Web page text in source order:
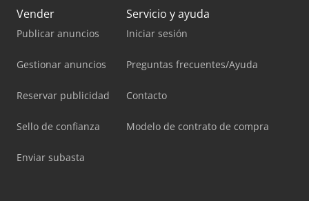
Vender
Publicar anuncios
Gestionar anuncios
Reservar publicidad
Sello de confianza
Enviar subasta
Servicio y ayuda
Iniciar sesión
Preguntas frecuentes/Ayuda
Contacto
Modelo de contrato de compra